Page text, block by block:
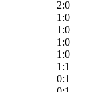
2:0
1:0
1:0
1:0
1:0
1:1
0:1